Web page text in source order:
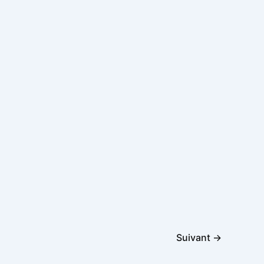
Suivant →